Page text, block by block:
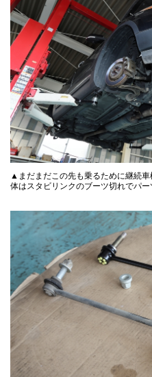
▲まだまだこの先も乗るために継続
体はスタビリンクのブーツ切れでパー